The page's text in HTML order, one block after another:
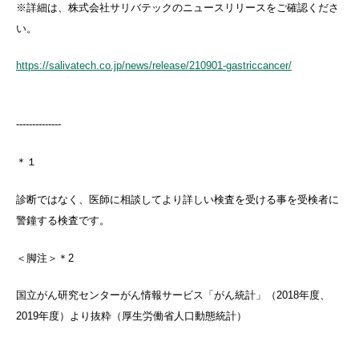
※詳細は、株式会社サリバテックのニュースリリースをご確認くださ
い。
https://salivatech.co.jp/news/release/210901-gastriccancer/
--------------
＊１
診断ではなく、医師に相談してより詳しい検査を受ける事を受検者に
警鐘する検査です。
＜脚注＞＊2
国立がん研究センターがん情報サービス「がん統計」（2018年度、
2019年度）より抜粋（厚生労働省人口動態統計）